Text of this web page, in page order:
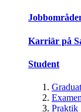
Karriär på
Student
Praktik